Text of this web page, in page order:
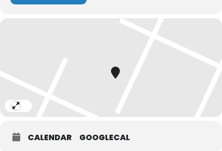
CALENDAR GOOGLECAL